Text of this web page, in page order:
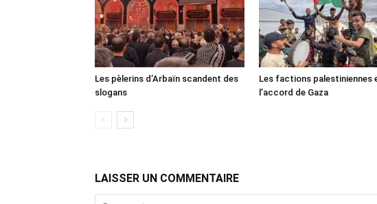
Les pèlerins d’Arbaïn scandent des
slogans
Les factions palestiniennes
l’accord de Gaza
LAISSER UN COMMENTAIRE